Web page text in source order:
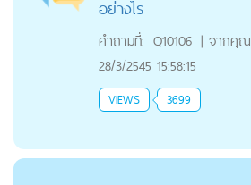
อย่างไร
คำถามที่: Q10106 | จากคุณ
28/3/2545 15:58:15
VIEWS 3699